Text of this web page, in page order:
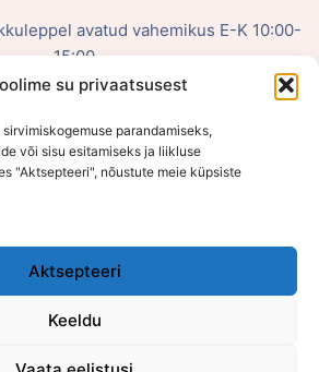
su privaatsusest
parandamiseks,
või sisu esitamiseks ja liikluse
"Aktsepteeri", nõustute meie küpsiste
Aktsepteeri
Keeldu
avatud vahemikus E-K 10:00-
15:00
Reg. nr: 16108484
Tartumaa (Füüsilist poodi ei ole)